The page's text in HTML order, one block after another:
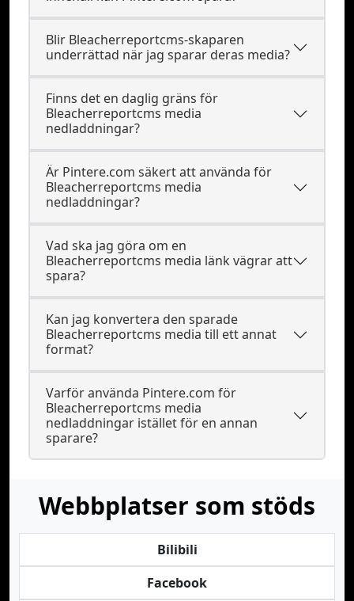
Blir Bleacherreportcms-skaparen
underrättad när jag sparar deras media?
Finns det en daglig gräns för
Bleacherreportcms media
nedladdningar?
Är Pintere.com säkert att använda för
Bleacherreportcms media
nedladdningar?
Vad ska jag göra om en
Bleacherreportcms media länk vägrar att
spara?
Kan jag konvertera den sparade
Bleacherreportcms media till ett annat
format?
Varför använda Pintere.com för
Bleacherreportcms media
nedladdningar istället för en annan
sparare?
Webbplatser som stöds
Bilibili
Facebook